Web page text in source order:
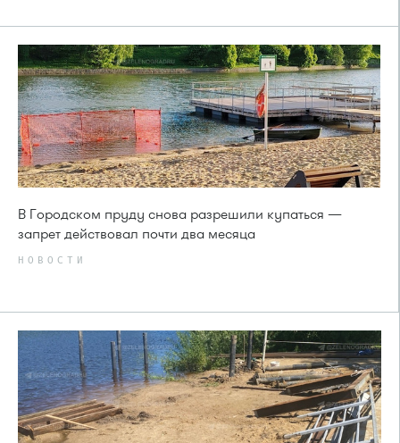
В Городском пруду снова разрешили купаться —
запрет действовал почти два месяца
НОВОСТИ